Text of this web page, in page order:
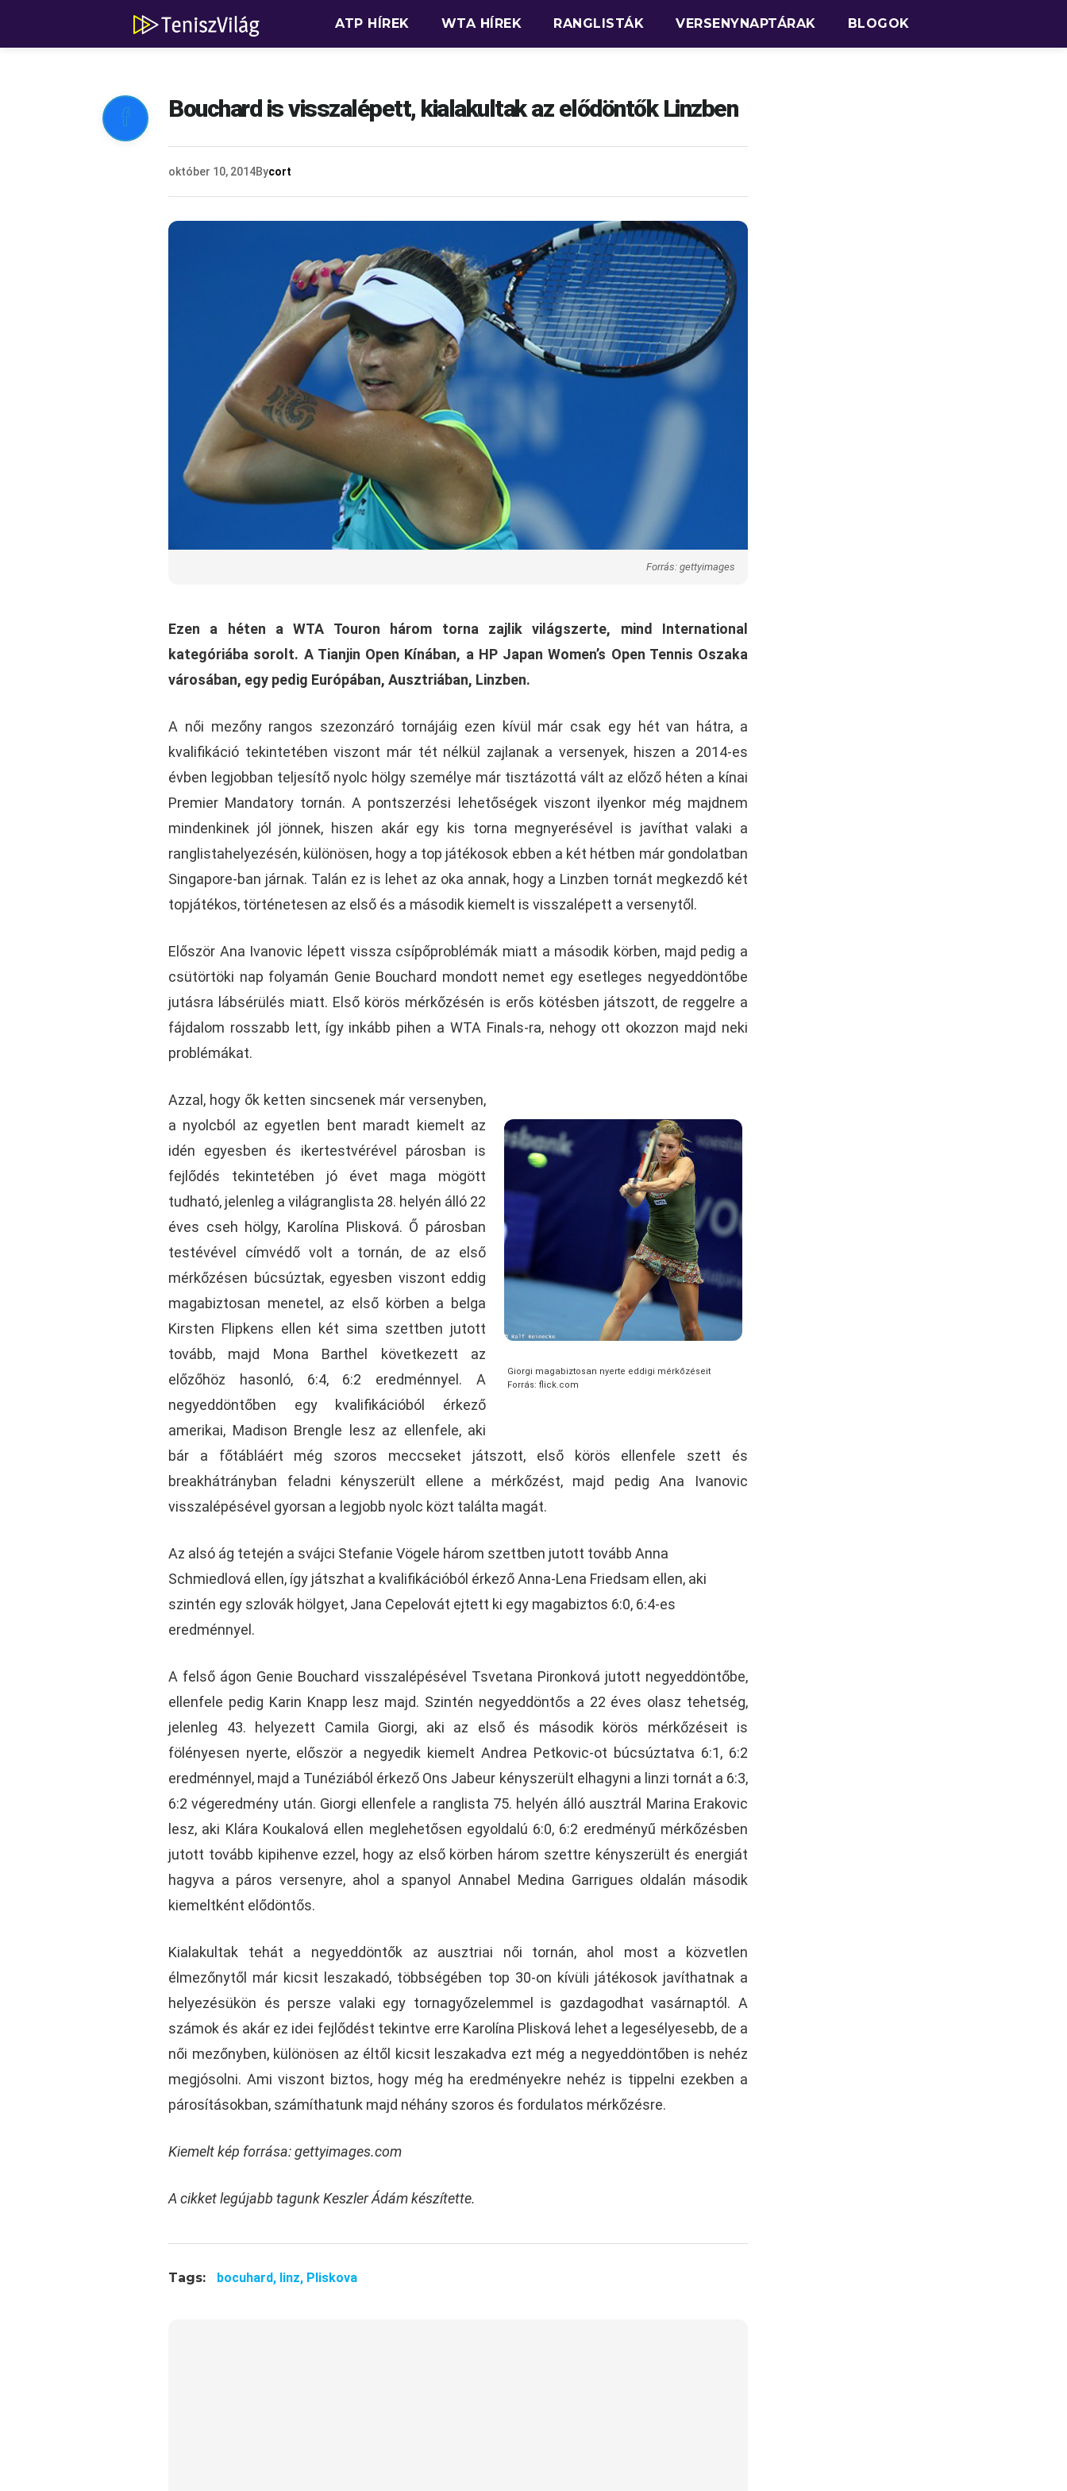
ATP HÍREK WTA HÍREK RANGLISTÁK VERSENYNAPTÁRAK BLOGOK
 Bouchard is visszalépett, kialakultak az elődöntők Linzben
október 10, 2014Bycort
Forrás: gettyimages
Ezen a héten a WTA Touron három torna zajlik világszerte, mind International
kategóriába sorolt. A Tianjin Open Kínában, a HP Japan Women’s Open Tennis Oszaka
városában, egy pedig Európában, Ausztriában, Linzben.
A női mezőny rangos szezonzáró tornájáig ezen kívül már csak egy hét van hátra, a
kvalifikáció tekintetében viszont már tét nélkül zajlanak a versenyek, hiszen a 2014-es
évben legjobban teljesítő nyolc hölgy személye már tisztázottá vált az előző héten a kínai
Premier Mandatory tornán. A pontszerzési lehetőségek viszont ilyenkor még majdnem
mindenkinek jól jönnek, hiszen akár egy kis torna megnyerésével is javíthat valaki a
ranglistahelyezésén, különösen, hogy a top játékosok ebben a két hétben már gondolatban
Singapore-ban járnak. Talán ez is lehet az oka annak, hogy a Linzben tornát megkezdő két
topjátékos, történetesen az első és a második kiemelt is visszalépett a versenytől.
Először Ana Ivanovic lépett vissza csípőproblémák miatt a második körben, majd pedig a
csütörtöki nap folyamán Genie Bouchard mondott nemet egy esetleges negyeddöntőbe
jutásra lábsérülés miatt. Első körös mérkőzésén is erős kötésben játszott, de reggelre a
fájdalom rosszabb lett, így inkább pihen a WTA Finals-ra, nehogy ott okozzon majd neki
problémákat.
Giorgi magabiztosan nyerte eddigi mérkőzéseit
Forrás: flick.com
Azzal, hogy ők ketten sincsenek már versenyben,
a nyolcból az egyetlen bent maradt kiemelt az
idén egyesben és ikertestvérével párosban is
fejlődés tekintetében jó évet maga mögött
tudható, jelenleg a világranglista 28. helyén álló 22
éves cseh hölgy, Karolína Plisková. Ő párosban
testévével címvédő volt a tornán, de az első
mérkőzésen búcsúztak, egyesben viszont eddig
magabiztosan menetel, az első körben a belga
Kirsten Flipkens ellen két sima szettben jutott
tovább, majd Mona Barthel következett az
előzőhöz hasonló, 6:4, 6:2 eredménnyel. A
negyeddöntőben egy kvalifikációból érkező
amerikai, Madison Brengle lesz az ellenfele, aki
bár a főtábláért még szoros meccseket játszott, első körös ellenfele szett és
breakhátrányban feladni kényszerült ellene a mérkőzést, majd pedig Ana Ivanovic
visszalépésével gyorsan a legjobb nyolc közt találta magát.
Az alsó ág tetején a svájci Stefanie Vögele három szettben jutott tovább Anna
Schmiedlová ellen, így játszhat a kvalifikációból érkező Anna-Lena Friedsam ellen, aki
szintén egy szlovák hölgyet, Jana Cepelovát ejtett ki egy magabiztos 6:0, 6:4-es
eredménnyel.
A felső ágon Genie Bouchard visszalépésével Tsvetana Pironková jutott negyeddöntőbe,
ellenfele pedig Karin Knapp lesz majd. Szintén negyeddöntős a 22 éves olasz tehetség,
jelenleg 43. helyezett Camila Giorgi, aki az első és második körös mérkőzéseit is
fölényesen nyerte, először a negyedik kiemelt Andrea Petkovic-ot búcsúztatva 6:1, 6:2
eredménnyel, majd a Tunéziából érkező Ons Jabeur kényszerült elhagyni a linzi tornát a 6:3,
6:2 végeredmény után. Giorgi ellenfele a ranglista 75. helyén álló ausztrál Marina Erakovic
lesz, aki Klára Koukalová ellen meglehetősen egyoldalú 6:0, 6:2 eredményű mérkőzésben
jutott tovább kipihenve ezzel, hogy az első körben három szettre kényszerült és energiát
hagyva a páros versenyre, ahol a spanyol Annabel Medina Garrigues oldalán második
kiemeltként elődöntős.
Kialakultak tehát a negyeddöntők az ausztriai női tornán, ahol most a közvetlen
élmezőnytől már kicsit leszakadó, többségében top 30-on kívüli játékosok javíthatnak a
helyezésükön és persze valaki egy tornagyőzelemmel is gazdagodhat vasárnaptól. A
számok és akár ez idei fejlődést tekintve erre Karolína Plisková lehet a legesélyesebb, de a
női mezőnyben, különösen az éltől kicsit leszakadva ezt még a negyeddöntőben is nehéz
megjósolni. Ami viszont biztos, hogy még ha eredményekre nehéz is tippelni ezekben a
párosításokban, számíthatunk majd néhány szoros és fordulatos mérkőzésre.
Kiemelt kép forrása: gettyimages.com
A cikket legújabb tagunk Keszler Ádám készítette.
Tags: bocuhard, linz, Pliskova